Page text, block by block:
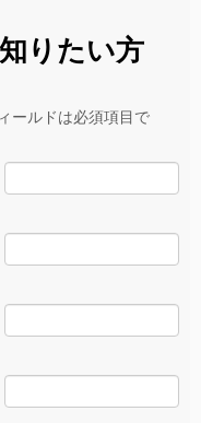
りたい方
ールドは必須項目で